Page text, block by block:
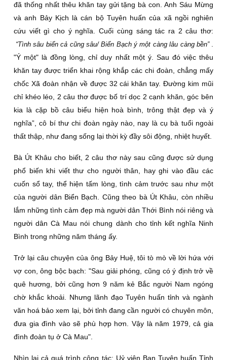
đã thống nhất thêu khăn tay gửi tặng bà con. Anh Sáu Mừng
và anh Bảy Kịch là cán bộ Tuyên huấn của xã ngồi nghiên
cứu viết gì cho ý nghĩa. Cuối cùng sáng tác ra 2 câu thơ:
“Tình sâu biển cả cũng sâu/ Biển Bạch ý một càng lâu càng bền”
"Ý một" là đồng lòng, chỉ duy nhất một ý. Sau đó việc thêu
khăn tay được triển khai rộng khắp các chi đoàn, chẳng mấy
chốc Xã đoàn nhận về được 32 cái khăn tay. Đường kim mũi
chỉ khéo léo, 2 câu thơ được bố trí dọc 2 cạnh khăn, góc bên
kia là cặp bồ câu biểu hiện hoà bình, trông thật đẹp và ý
nghĩa”, cô bí thư chi đoàn ngày nào, nay là cụ bà tuổi ngoài
thất thập, như đang sống lại thời kỳ đầy sôi động, nhiệt huyết.
Bà Út Khâu cho biết, 2 câu thơ này sau cũng được sử dụng
phổ biến khi viết thư cho người thân, hay ghi vào đầu các
cuốn sổ tay, thể hiện tấm lòng, tình cảm trước sau như một
của người dân Biển Bạch. Cũng theo bà Út Khâu, còn nhiều
lắm những tình cảm đẹp mà người dân Thới Bình nói riêng và
người dân Cà Mau nói chung dành cho tỉnh kết nghĩa Ninh
Bình trong những năm tháng ấy.
Trở lại câu chuyện của ông Bảy Huệ, tôi tò mò về lời hứa với
vợ con, ông bộc bạch: "Sau giải phóng, cũng có ý định trở về
quê hương, bởi cũng hơn 9 năm kẻ Bắc người Nam ngóng
chờ khắc khoải. Nhưng lãnh đạo Tuyên huấn tỉnh và ngành
văn hoá bảo xem lại, bởi tỉnh đang cần người có chuyên môn,
đưa gia đình vào sẽ phù hợp hơn. Vậy là năm 1979, cả gia
đình đoàn tụ ở Cà Mau".
Nhìn lại cả quá trình công tác: Uỷ viên Ban Tuyên huấn Tỉnh